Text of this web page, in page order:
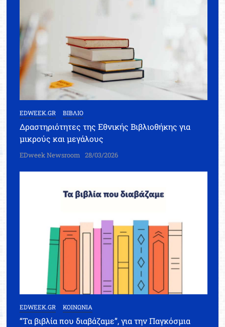
EDWEEK.GR ΒΙΒΛΙΟ
Δραστηριότητες της Εθνικής Βιβλιοθήκης για
μικρούς και μεγάλους
EDweek Newsroom 28/03/2026
EDWEEK.GR ΚΟΙΝΩΝΙΑ
“Τα βιβλία που διαβάζαμε”, για την Παγκόσμια